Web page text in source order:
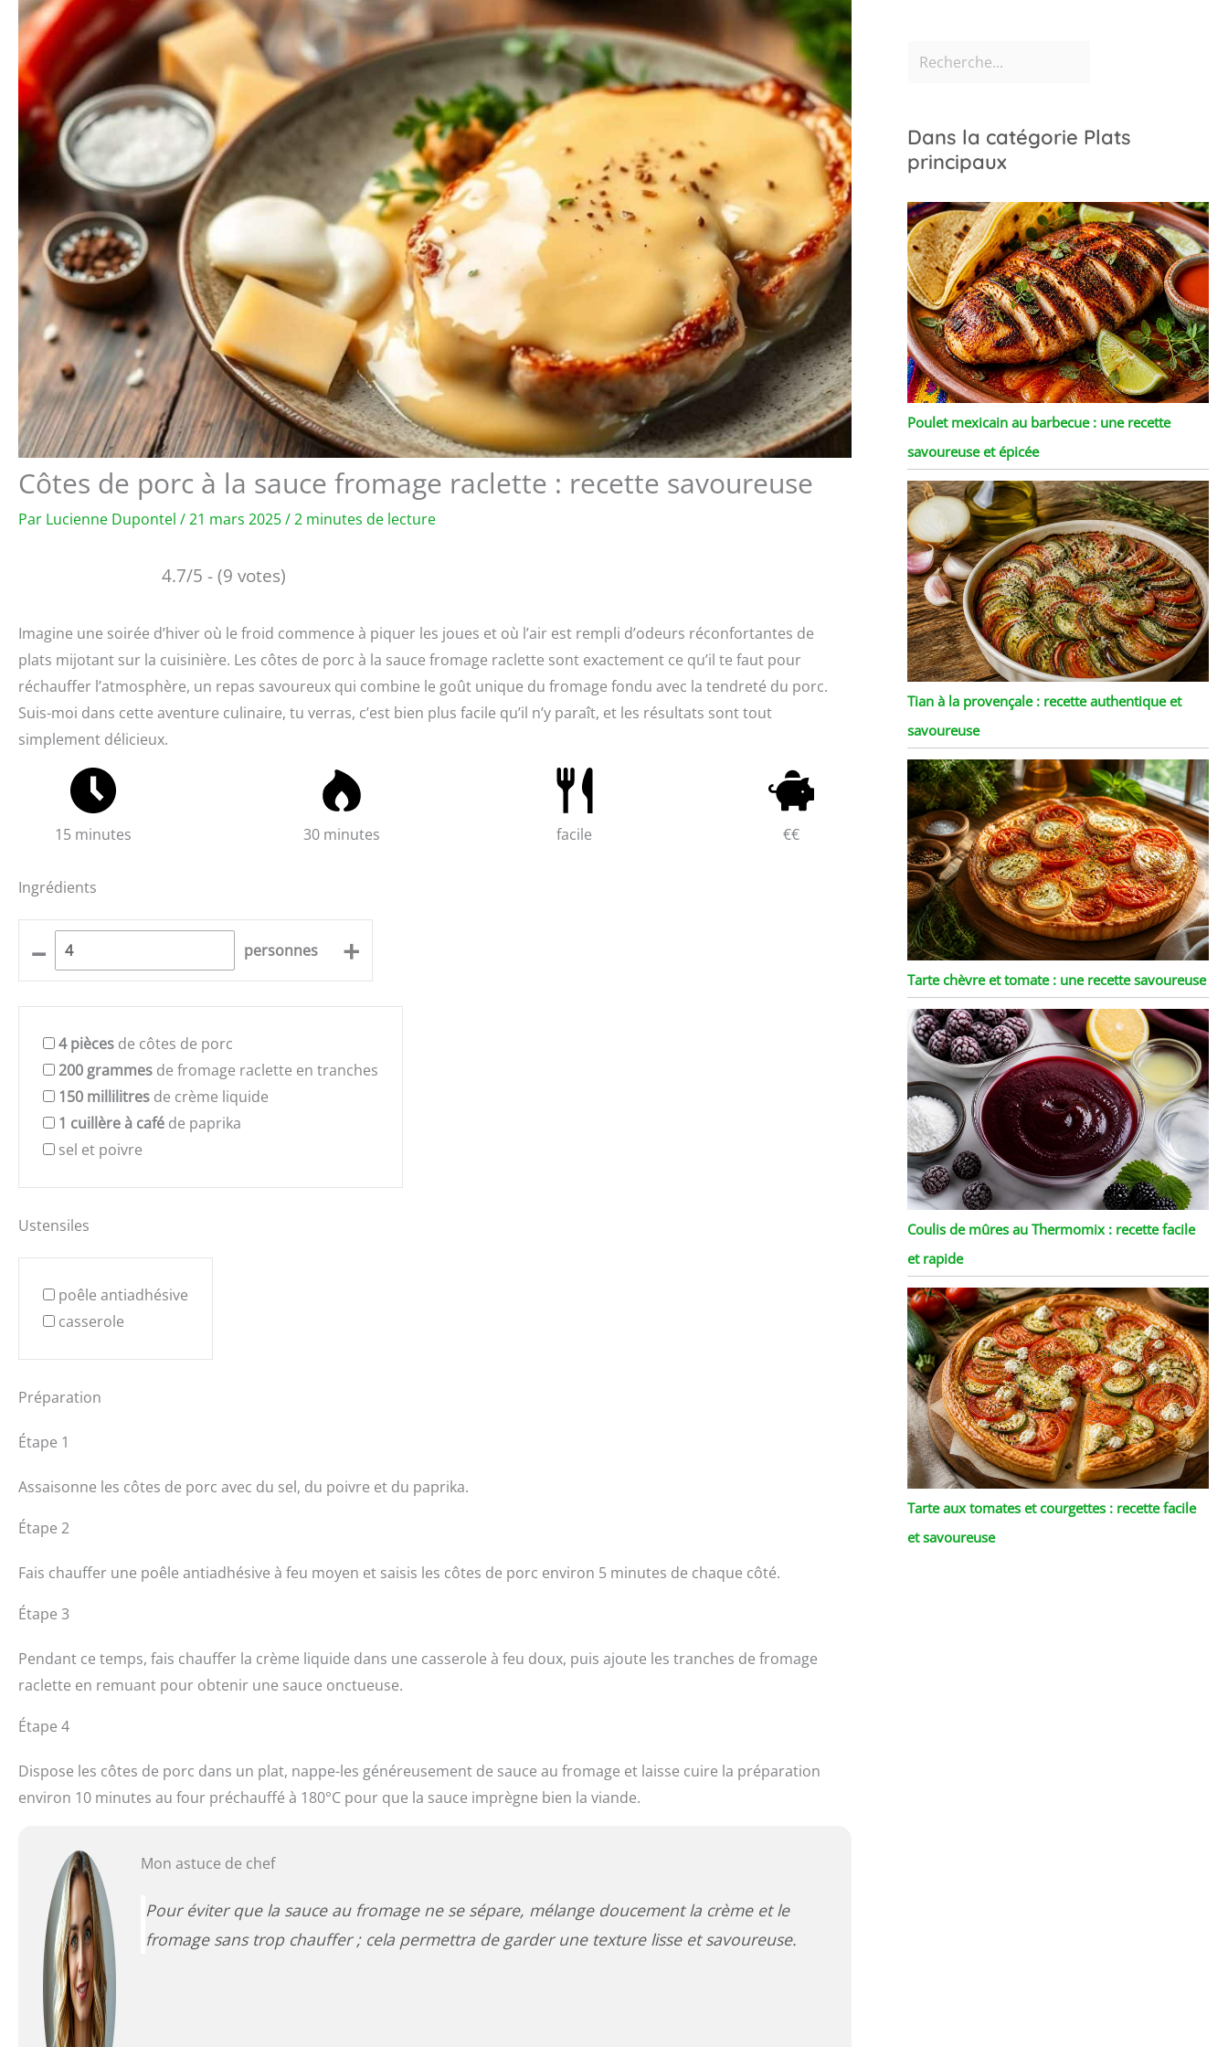
Côtes de porc à la sauce fromage raclette : recette savoureuse
Par Lucienne Dupontel /21 mars 2025/2 minutes de lecture
4.7/5 - (9 votes)
Imagine une soirée d’hiver où le froid commence à piquer les joues et où l’air est rempli d’odeurs réconfortantes de
plats mijotant sur la cuisinière. Les côtes de porc à la sauce fromage raclette sont exactement ce qu’il te faut pour
réchauffer l’atmosphère, un repas savoureux qui combine le goût unique du fromage fondu avec la tendreté du porc.
Suis-moi dans cette aventure culinaire, tu verras, c’est bien plus facile qu’il n’y paraît, et les résultats sont tout
simplement délicieux.
15 minutes 30 minutes facile €€
Ingrédients
– personnes +
4 pièces de côtes de porc
200 grammes de fromage raclette en tranches
150 millilitres de crème liquide
1 cuillère à café de paprika
sel et poivre
Ustensiles
poêle antiadhésive
casserole
Préparation
Étape 1
Assaisonne les côtes de porc avec du sel, du poivre et du paprika.
Étape 2
Fais chauffer une poêle antiadhésive à feu moyen et saisis les côtes de porc environ 5 minutes de chaque côté.
Étape 3
Pendant ce temps, fais chauffer la crème liquide dans une casserole à feu doux, puis ajoute les tranches de fromage
raclette en remuant pour obtenir une sauce onctueuse.
Étape 4
Dispose les côtes de porc dans un plat, nappe-les généreusement de sauce au fromage et laisse cuire la préparation
environ 10 minutes au four préchauffé à 180°C pour que la sauce imprègne bien la viande.
Mon astuce de chef
Pour éviter que la sauce au fromage ne se sépare, mélange doucement la crème et le
fromage sans trop chauffer ; cela permettra de garder une texture lisse et savoureuse.
Dans la catégorie Plats
principaux
Poulet mexicain au barbecue : une recette
savoureuse et épicée
Tian à la provençale : recette authentique et
savoureuse
Tarte chèvre et tomate : une recette savoureuse
Coulis de mûres au Thermomix : recette facile
et rapide
Tarte aux tomates et courgettes : recette facile
et savoureuse